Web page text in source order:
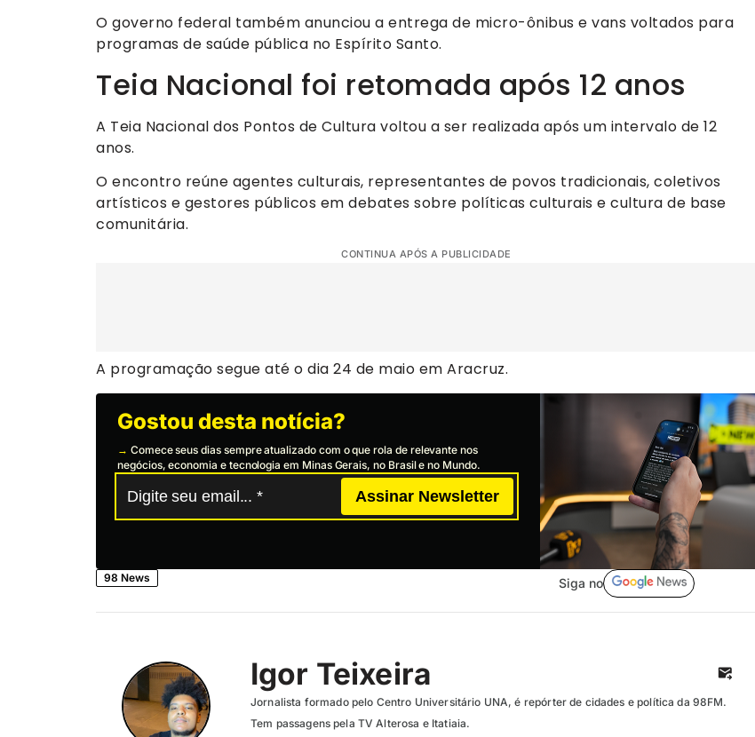
O governo federal também anunciou a entrega de micro-ônibus e vans voltados para
programas de saúde pública no Espírito Santo.
Teia Nacional foi retomada após 12 anos
A Teia Nacional dos Pontos de Cultura voltou a ser realizada após um intervalo de 12
anos.
O encontro reúne agentes culturais, representantes de povos tradicionais, coletivos
artísticos e gestores públicos em debates sobre políticas culturais e cultura de base
comunitária.
CONTINUA APÓS A PUBLICIDADE
A programação segue até o dia 24 de maio em Aracruz.
Gostou desta notícia?
→ Comece seus dias sempre atualizado com o que rola de relevante nos
negócios, economia e tecnologia em Minas Gerais, no Brasil e no Mundo.
Assinar Newsletter
98 News Siga no
Igor Teixeira
Jornalista formado pelo Centro Universitário UNA, é repórter de cidades e política da 98FM.
Tem passagens pela TV Alterosa e Itatiaia.